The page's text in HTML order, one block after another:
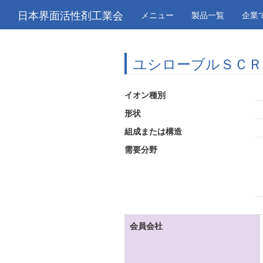
日本界面活性剤工業会 メニュー 製品一覧 企業
ユシローブルＳＣ
イオン種別
形状
組成または構造
需要分野
会員会社